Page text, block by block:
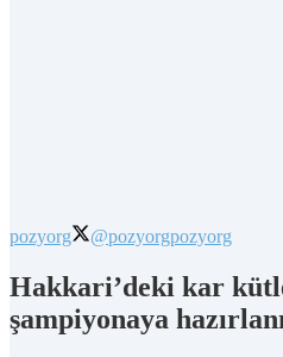
pozyorg @pozyorgpozyorg
Hakkari’deki kar
şampiyonaya